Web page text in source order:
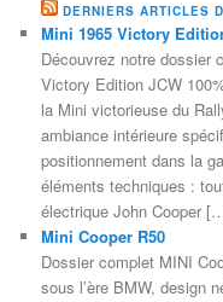
DERNIERS ARTICLES
Mini 1965 Victory
Découvrez notre dossier
Victory Edition JCW
la Mini victorieuse du
ambiance intérieure
positionnement dans la
éléments techniques :
électrique John Cooper
Mini Cooper R50
Dossier complet MINI
sous l’ère BMW, design